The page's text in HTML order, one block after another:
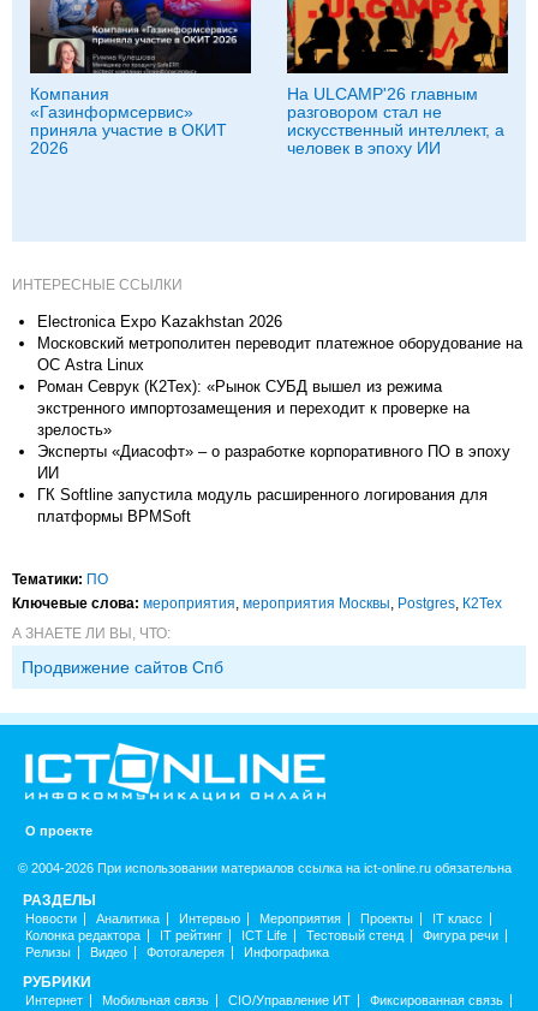
Компания
«Газинформсервис»
приняла участие в ОКИТ
2026
На ULCAMP'26 главным
разговором стал не
искусственный интеллект, а
человек в эпоху ИИ
ИНТЕРЕСНЫЕ ССЫЛКИ
Electronica Expo Kazakhstan 2026
Московский метрополитен переводит платежное оборудование на
ОС Astra Linux
Роман Севрук (К2Тех): «Рынок СУБД вышел из режима
экстренного импортозамещения и переходит к проверке на
зрелость»
Эксперты «Диасофт» – о разработке корпоративного ПО в эпоху
ИИ
ГК Softline запустила модуль расширенного логирования для
платформы BPMSoft
Тематики: ПО
Ключевые слова: мероприятия мероприятия Москвы Postgres К2Тех
А ЗНАЕТЕ ЛИ ВЫ, ЧТО:
Продвижение сайтов Спб
О проекте
© 2004-2026 При использовании материалов ссылка на ict-online.ru обязательна
РАЗДЕЛЫ
Новости Аналитика Интервью Мероприятия Проекты
IT класс
Колонка редактора
IT рейтинг ICT Life Тестовый стенд
Фигура речи
Релизы
Видео Фотогалерея Инфографика
РУБРИКИ
Интернет Мобильная связь CIO/Управление ИТ
Фиксированная связь